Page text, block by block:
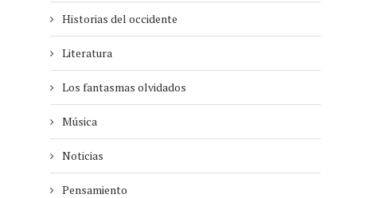
Historias del occidente
Literatura
Los fantasmas olvidados
Música
Noticias
Pensamiento